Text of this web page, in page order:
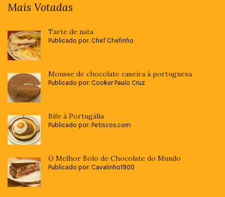
Mais Votadas
Tarte de nata
Publicado por: Chef Chefinho
Mousse de chocolate caseira à portuguesa
Publicado por: Cooker Paulo Cruz
Bife à Portugália
Publicado por: Petiscos.com
O Melhor Bolo de Chocolate do Mundo
Publicado por: Cavalinho1900